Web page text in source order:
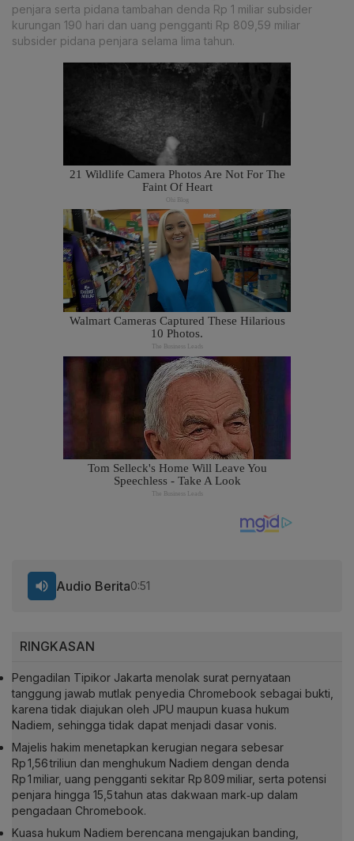
penjara serta pidana tambahan denda Rp 1 miliar subsider
kurungan 190 hari dan uang pengganti Rp 809,59 miliar
subsider pidana penjara selama lima tahun.
RINGKASAN
Pengadilan Tipikor Jakarta menolak surat pernyataan
tanggung jawab mutlak penyedia Chromebook sebagai bukti,
karena tidak diajukan oleh JPU maupun kuasa hukum
Nadiem, sehingga tidak dapat menjadi dasar vonis.
Majelis hakim menetapkan kerugian negara sebesar
Rp 1,56 triliun dan menghukum Nadiem dengan denda
Rp 1 miliar, uang pengganti sekitar Rp 809 miliar, serta potensi
penjara hingga 15,5 tahun atas dakwaan mark‑up dalam
pengadaan Chromebook.
Kuasa hukum Nadiem berencana mengajukan banding,
Audio Berita0:51